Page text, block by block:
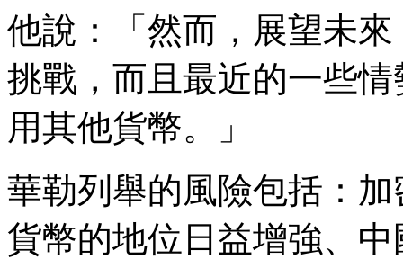
他說：「然而，展望未
挑戰，而且最近的一些
用其他貨幣。」
華勒列舉的風險包括：
貨幣的地位日益增強、